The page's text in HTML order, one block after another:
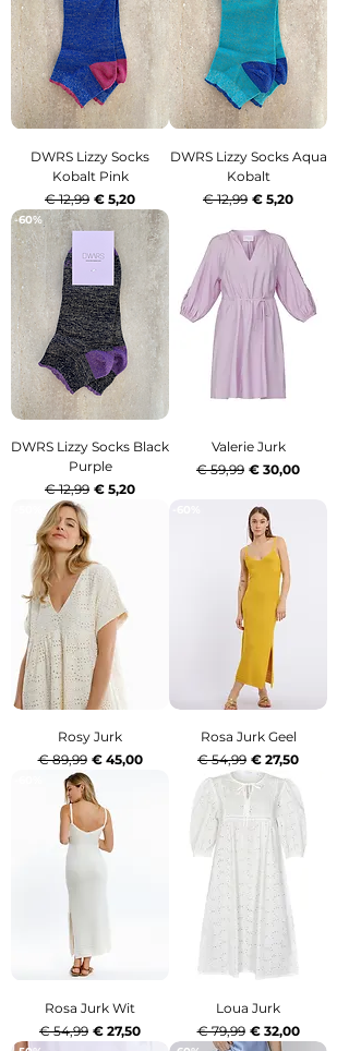
DWRS Lizzy Socks
Kobalt Pink
Normale prijs
€ 12,99 Verkoopprijs
€ 5,20
DWRS Lizzy Socks Aqua
Kobalt
Normale prijs
€ 12,99 Verkoopprijs
€ 5,20
-60%
DWRS Lizzy Socks Black
Purple
Normale prijs
€ 12,99 Verkoopprijs
€ 5,20
Valerie Jurk
Normale prijs
€ 59,99 Verkoopprijs
€ 30,00
Rosy Jurk
Normale prijs
€ 89,99 Verkoopprijs
€ 45,00
Rosa Jurk Geel
Normale prijs
€ 54,99 Verkoopprijs
€ 27,50
Rosa Jurk Wit
Normale prijs
€ 54,99 Verkoopprijs
€ 27,50
Loua Jurk
Normale prijs
€ 79,99 Verkoopprijs
€ 32,00